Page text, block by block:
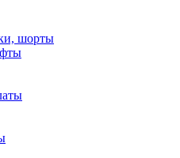
шорты